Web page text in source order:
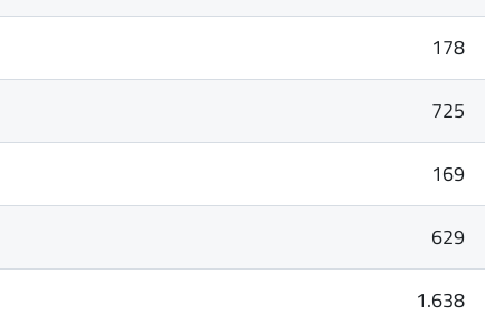
178
725
169
629
1.638